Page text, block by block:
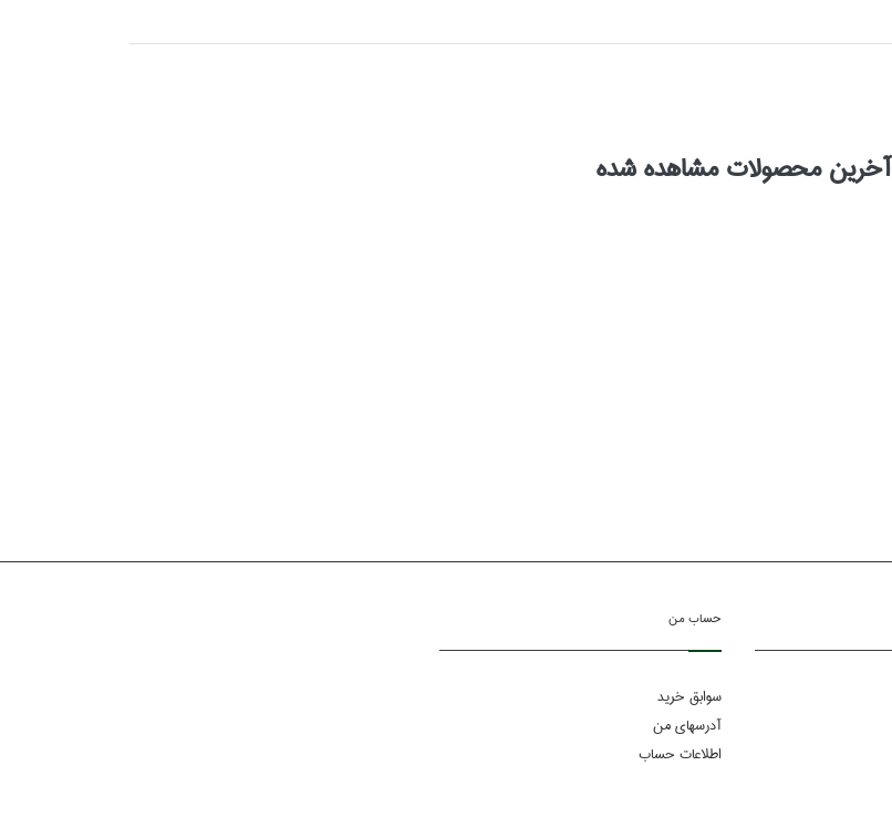
آخرین محصولات مشاهده شده
حساب من
سوابق خرید
آدرسهای من
اطلاعات حساب